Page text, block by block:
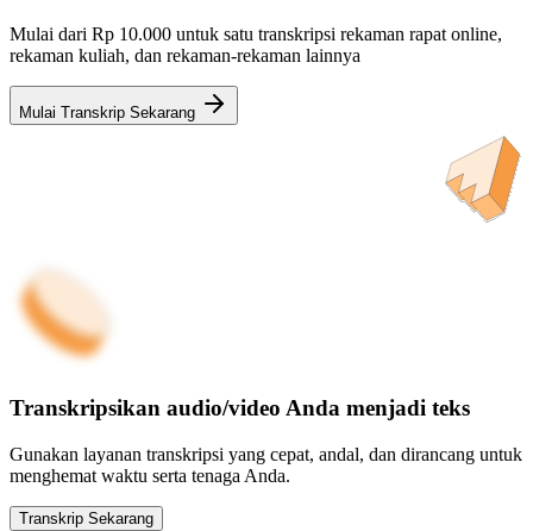
Mulai dari Rp 10.000 untuk satu transkripsi rekaman rapat online,
rekaman kuliah, dan rekaman-rekaman lainnya
Mulai Transkrip Sekarang
Transkripsikan audio/video Anda menjadi teks
Gunakan layanan transkripsi yang cepat, andal, dan dirancang untuk
menghemat waktu serta tenaga Anda.
Transkrip Sekarang